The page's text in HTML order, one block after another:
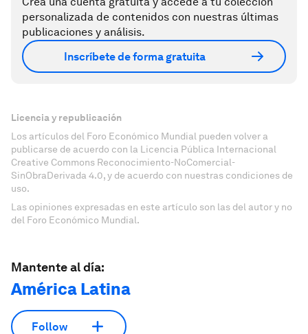
personalizada de contenidos con nuestras últimas
publicaciones y análisis.
Inscríbete de forma gratuita
Licencia y republicación
Los artículos del Foro Económico Mundial pueden volver a
publicarse de acuerdo con la Licencia Pública Internacional
Creative Commons Reconocimiento-NoComercial-
SinObraDerivada 4.0, y de acuerdo con nuestras condiciones de
uso.
Las opiniones expresadas en este artículo son las del autor y no
del Foro Económico Mundial.
Mantente al día:
América Latina
Follow